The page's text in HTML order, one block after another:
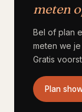
meten
Bel of plan
meten we
Gratis
Plan